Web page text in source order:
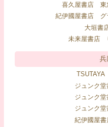
喜久屋書店 東
紀伊國屋書店 グ
大垣書
未来屋書店
兵
ジュンク
ジュンク
ジュンク
紀伊國屋